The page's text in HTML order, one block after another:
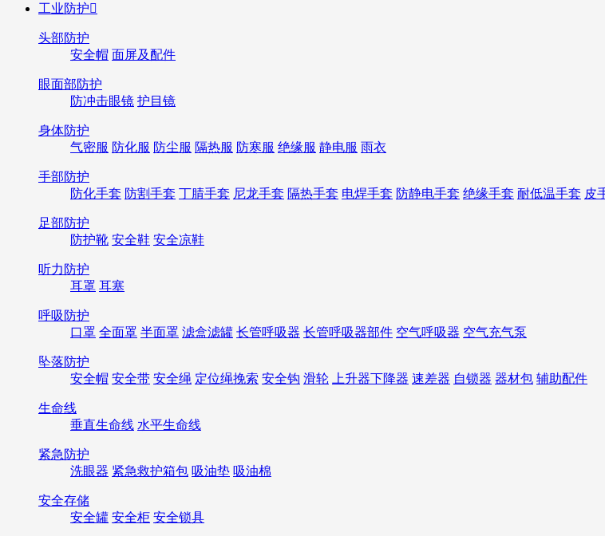
工业防护
头部防护
安全帽 面屏及配件
眼面部防护
防冲击眼镜 护目镜
身体防护
气密服 防化服 防尘服 隔热服 防寒服 绝缘服 静电服 雨衣
手部防护
防化手套 防割手套 丁腈手套 尼龙手套 隔热手套 电焊手套 防静电手套 绝缘手套 耐低温手套 皮
足部防护
防护靴 安全鞋 安全凉鞋
听力防护
耳罩 耳塞
呼吸防护
口罩 全面罩 半面罩 滤盒滤罐 长管呼吸器 长管呼吸器部件 空气呼吸器 空气充气泵
坠落防护
安全帽 安全带 安全绳 定位绳挽索 安全钩 滑轮 上升器下降器 速差器 自锁器 器材包 辅助配件
生命线
垂直生命线 水平生命线
紧急防护
洗眼器 紧急救护箱包 吸油垫 吸油棉
安全存储
安全罐 安全柜 安全锁具